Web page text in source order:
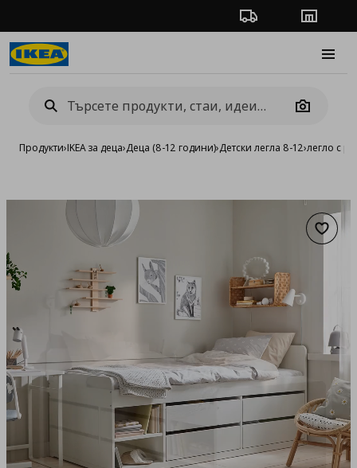
Проследяване на
Camera
Продукти›IKEA за деца›Деца (8-12 години)›Детски легла 8-12›легло с